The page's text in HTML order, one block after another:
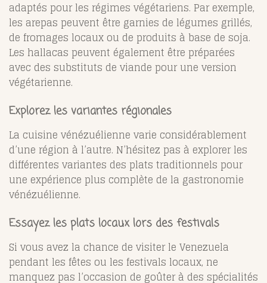
adaptés pour les régimes végétariens. Par exemple,
les arepas peuvent être garnies de légumes grillés,
de fromages locaux ou de produits à base de soja.
Les hallacas peuvent également être préparées
avec des substituts de viande pour une version
végétarienne.
Explorez les variantes régionales
La cuisine vénézuélienne varie considérablement
d’une région à l’autre. N’hésitez pas à explorer les
différentes variantes des plats traditionnels pour
une expérience plus complète de la gastronomie
vénézuélienne.
Essayez les plats locaux lors des festivals
Si vous avez la chance de visiter le Venezuela
pendant les fêtes ou les festivals locaux, ne
manquez pas l’occasion de goûter à des spécialités